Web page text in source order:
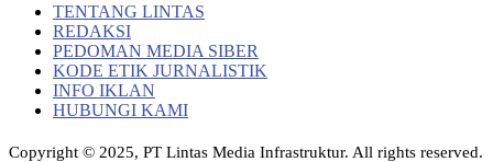
TENTANG LINTAS
REDAKSI
PEDOMAN MEDIA SIBER
KODE ETIK JURNALISTIK
INFO IKLAN
HUBUNGI KAMI
Copyright © 2025, PT Lintas Media Infrastruktur. All rights reserved.